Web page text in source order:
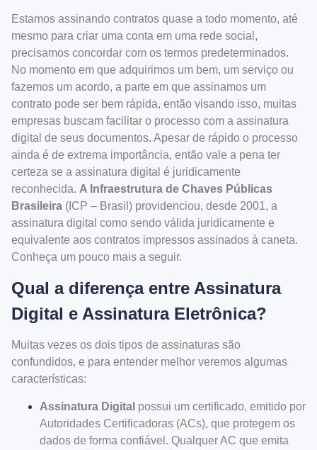
Estamos assinando contratos quase a todo momento, até
mesmo para criar uma conta em uma rede social,
precisamos concordar com os termos predeterminados.
No momento em que adquirimos um bem, um serviço ou
fazemos um acordo, a parte em que assinamos um
contrato pode ser bem rápida, então visando isso, muitas
empresas buscam facilitar o processo com a assinatura
digital de seus documentos. Apesar de rápido o processo
ainda é de extrema importância, então vale a pena ter
certeza se a assinatura digital é juridicamente
reconhecida. A Infraestrutura de Chaves Públicas
Brasileira (ICP – Brasil) providenciou, desde 2001, a
assinatura digital como sendo válida juridicamente e
equivalente aos contratos impressos assinados à caneta.
Conheça um pouco mais a seguir.
Qual a diferença entre Assinatura
Digital e Assinatura Eletrônica?
Muitas vezes os dois tipos de assinaturas são
confundidos, e para entender melhor veremos algumas
características:
Assinatura Digital possui um certificado, emitido por
Autoridades Certificadoras (ACs), que protegem os
dados de forma confiável. Qualquer AC que emita